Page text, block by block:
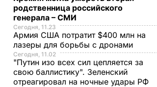
родственница российского
генерала – СМИ
Сегодня, 11.23
Армия США потратит $400 млн на
лазеры для борьбы с дронами
Сегодня, 11.02
"Путин изо всех сил цепляется за
свою баллистику". Зеленский
отреагировал на ночные удары РФ